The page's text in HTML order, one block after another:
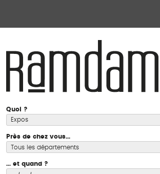
Quoi ?
Près de chez vous...
... et quand ?